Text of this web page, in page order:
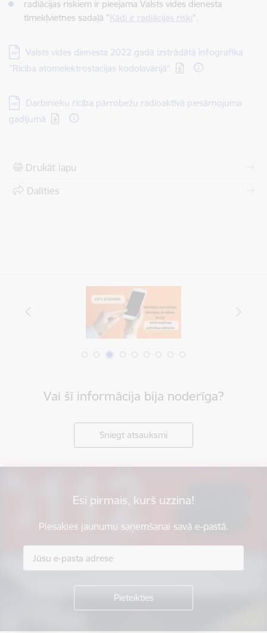
radiācijas riskiem ir pieejama Valsts vides dienesta
tīmekļvietnes sadaļā "Kādi ir radiācijas riski".
Lejupielādēt:
Valsts vides dienesta 2022.gadā izstrādātā infografika
"Rīcība atomelektrostacijas kodolavārijā"
Lejupielādēt:
Darbinieku rīcība pārrobežu radioaktīvā piesārņojuma
gadījumā
Drukāt lapu
Dalīties
Vai šī informācija bija noderīga?
Sniegt atsauksmi
Esi pirmais, kurš uzzina!
Piesakies jaunumu saņemšanai savā e-pastā.